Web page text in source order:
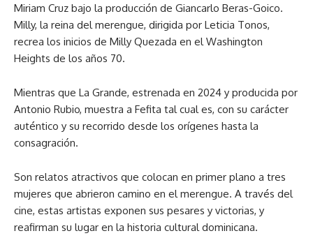
Miriam Cruz bajo la producción de Giancarlo Beras-Goico.
Milly, la reina del merengue, dirigida por Leticia Tonos,
recrea los inicios de Milly Quezada en el Washington
Heights de los años 70.
Mientras que La Grande, estrenada en 2024 y producida por
Antonio Rubio, muestra a Fefita tal cual es, con su carácter
auténtico y su recorrido desde los orígenes hasta la
consagración.
Son relatos atractivos que colocan en primer plano a tres
mujeres que abrieron camino en el merengue. A través del
cine, estas artistas exponen sus pesares y victorias, y
reafirman su lugar en la historia cultural dominicana.